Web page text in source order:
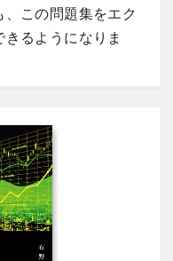
この問題集をエク
るようになりま